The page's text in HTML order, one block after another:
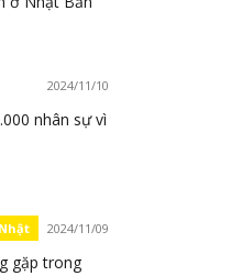
2024/11/10
nhân sự vì
2024/11/09
gặp trong